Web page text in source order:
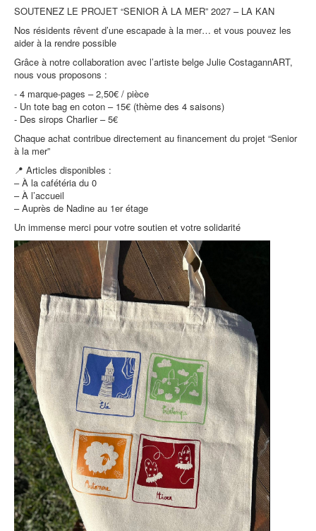
SOUTENEZ LE PROJET “SENIOR À LA MER” 2027 – LA KAN
Nos résidents rêvent d’une escapade à la mer… et vous pouvez les
aider à la rendre possible
Grâce à notre collaboration avec l’artiste belge Julie CostagannART,
nous vous proposons :
- 4 marque-pages – 2,50€ / pièce
- Un tote bag en coton – 15€ (thème des 4 saisons)
- Des sirops Charlier – 5€
Chaque achat contribue directement au financement du projet “Senior
à la mer”
📍 Articles disponibles :
– À la cafétéria du 0
– À l’accueil
– Auprès de Nadine au 1er étage
Un immense merci pour votre soutien et votre solidarité